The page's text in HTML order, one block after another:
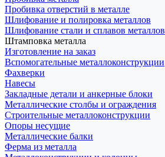
Пробивка отверстий в металле
Шлифование и полировка металлов
Шлифование стали и сплавов металлов
Штамповка металла
Изготовление на заказ
Вспомогательные металлоконструкции
Фахверки
Навесы
Закладные детали и анкерные блоки
Металлические столбы и ограждения
Строительные металлоконструкции
Опоры несущие
Металлические балки
Ферма из металла